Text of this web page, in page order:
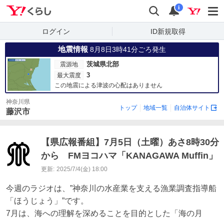
検索 通知
i
ログイン ID新規取得
地震情報 8月8日3時41分ごろ発生
震源地 茨城県北部
最大震度 3
この地震による津波の心配はありません
神奈川県
藤沢市 トップ 地域一覧 自治体サイト
【県広報番組】7月5日（土曜）あさ8時30分
から FMヨコハマ「KANAGAWA Muffin」
更新: 2025/7/4(金) 18:00
今週のラジオは、”神奈川の水産業を支える漁業調査指導船
「ほうじょう」”です。
7月は、海への理解を深めることを目的とした「海の月